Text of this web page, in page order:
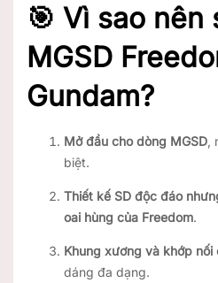
🎯 Vì sao nên
MGSD
Gundam?
Mở đầu cho dòng MGSD,
biệt.
Thiết kế SD độc đáo
oai hùng của Freedom.
Khung xương và khớp nối
dáng đa dạng.